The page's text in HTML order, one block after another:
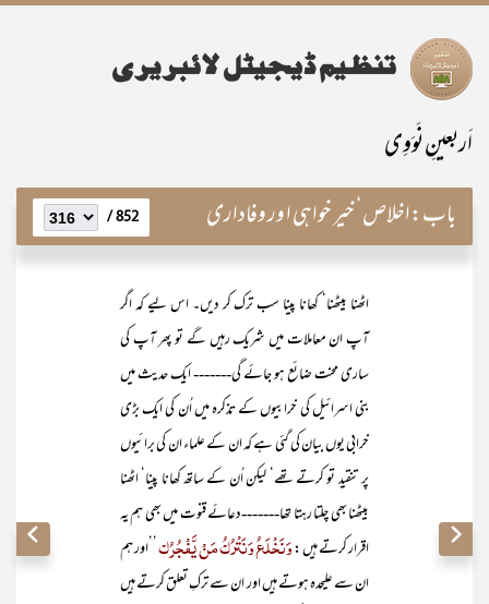
اَربعینِ نَوَوِی
باب:اخلاص‘ خیر خواہی ا ور وفاداری 852 /
اٹھنا بیٹھنا‘ کھانا پینا سب ترک کر دیں۔ اس لیے کہ اگر
آپ ان معاملات میں شریک رہیں گے تو پھر آپ کی
ساری محنت ضائع ہو جائے گی------- ایک حدیث میں
بنی اسرائیل کی خرابیوں کے تذکرہ میں اُن کی ایک بڑی
خرابی یوں بیان کی گئی ہے کہ ان کے علماء ان کی برائیوں
پر تنقید تو کرتے تھے‘ لیکن اُن کے ساتھ کھانا پینا‘ اٹھنا
بیٹھنا بھی چلتا رہتا تھا-------دعائے قنوت میں بھی ہم یہ
اقرار کرتے ہیں :وَنَخْلَعُ وَنَتْرُکُ مَنْ یَّفْجُرُک ’’اور ہم
ان سے علیحدہ ہوتے ہیں اور ان سے ترکِ تعلق کرتے ہیں